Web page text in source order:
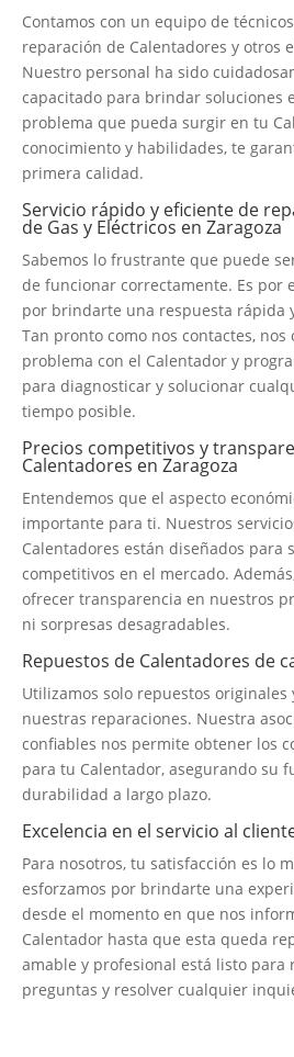
Contamos con un equipo de
reparación de Calentadores y otros
Nuestro personal ha sido
capacitado para brindar soluciones
problema que pueda surgir en tu
conocimiento y habilidades, te
primera calidad.
Servicio rápido y eficiente de
de Gas y Eléctricos en Zaragoza
Sabemos lo frustrante que puede
de funcionar correctamente. Es por
por brindarte una respuesta rápida
Tan pronto como nos contactes, nos
problema con el Calentador y
para diagnosticar y solucionar
tiempo posible.
Precios competitivos y
Calentadores en Zaragoza
Entendemos que el aspecto
importante para ti. Nuestros
Calentadores están diseñados para
competitivos en el mercado.
ofrecer transparencia en nuestros
ni sorpresas desagradables.
Repuestos de Calentadores de
Utilizamos solo repuestos originales
nuestras reparaciones. Nuestra
confiables nos permite obtener los
para tu Calentador, asegurando su
durabilidad a largo plazo.
Excelencia en el servicio al
Para nosotros, tu satisfacción es lo
esforzamos por brindarte una
desde el momento en que nos
Calentador hasta que esta queda
amable y profesional está listo para
preguntas y resolver cualquier